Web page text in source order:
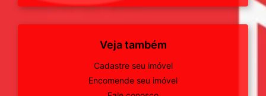
Veja também
Cadastre seu imóvel
Encomende seu imóvel